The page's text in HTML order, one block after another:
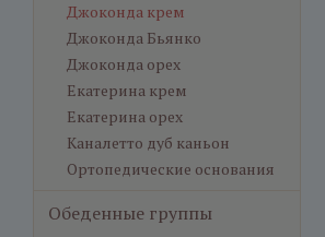
Джоконда крем
Джоконда Бьянко
Джоконда орех
Екатерина крем
Екатерина орех
Каналетто дуб каньон
Ортопедические основания
Обеденные группы